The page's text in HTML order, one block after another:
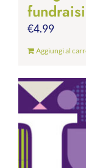
€4.99
Aggiungi al